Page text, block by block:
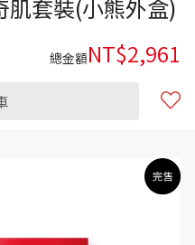
肌套裝(小熊外盒)
總金額NT$2,961